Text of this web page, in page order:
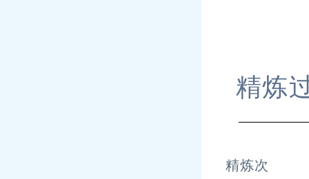
精炼
精炼次